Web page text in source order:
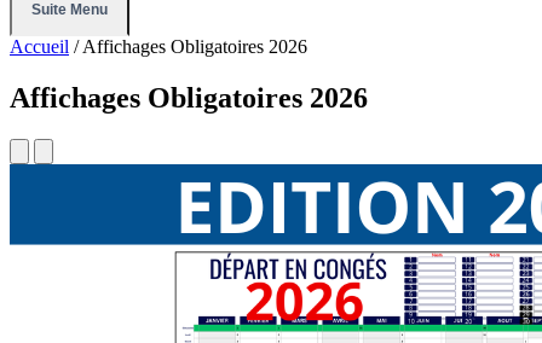
Suite Menu
Accueil / Affichages Obligatoires 2026
Affichages Obligatoires 2026